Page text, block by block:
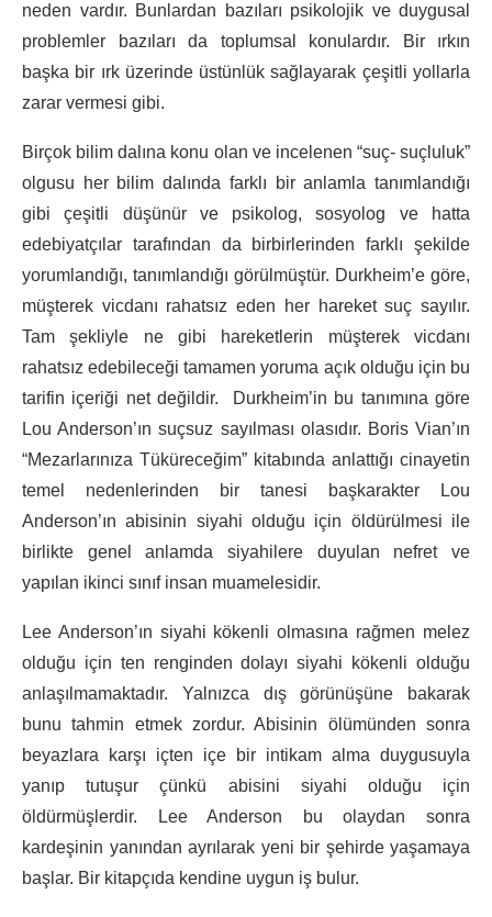
neden vardır. Bunlardan bazıları psikolojik ve duygusal
problemler bazıları da toplumsal konulardır. Bir ırkın
başka bir ırk üzerinde üstünlük sağlayarak çeşitli yollarla
zarar vermesi gibi.
Birçok bilim dalına konu olan ve incelenen “suç- suçluluk”
olgusu her bilim dalında farklı bir anlamla tanımlandığı
gibi çeşitli düşünür ve psikolog, sosyolog ve hatta
edebiyatçılar tarafından da birbirlerinden farklı şekilde
yorumlandığı, tanımlandığı görülmüştür. Durkheim’e göre,
müşterek vicdanı rahatsız eden her hareket suç sayılır.
Tam şekliyle ne gibi hareketlerin müşterek vicdanı
rahatsız edebileceği tamamen yoruma açık olduğu için bu
tarifin içeriği net değildir. Durkheim’in bu tanımına göre
Lou Anderson’ın suçsuz sayılması olasıdır. Boris Vian’ın
“Mezarlarınıza Tüküreceğim” kitabında anlattığı cinayetin
temel nedenlerinden bir tanesi başkarakter Lou
Anderson’ın abisinin siyahi olduğu için öldürülmesi ile
birlikte genel anlamda siyahilere duyulan nefret ve
yapılan ikinci sınıf insan muamelesidir.
Lee Anderson’ın siyahi kökenli olmasına rağmen melez
olduğu için ten renginden dolayı siyahi kökenli olduğu
anlaşılmamaktadır. Yalnızca dış görünüşüne bakarak
bunu tahmin etmek zordur. Abisinin ölümünden sonra
beyazlara karşı içten içe bir intikam alma duygusuyla
yanıp tutuşur çünkü abisini siyahi olduğu için
öldürmüşlerdir. Lee Anderson bu olaydan sonra
kardeşinin yanından ayrılarak yeni bir şehirde yaşamaya
başlar. Bir kitapçıda kendine uygun iş bulur.